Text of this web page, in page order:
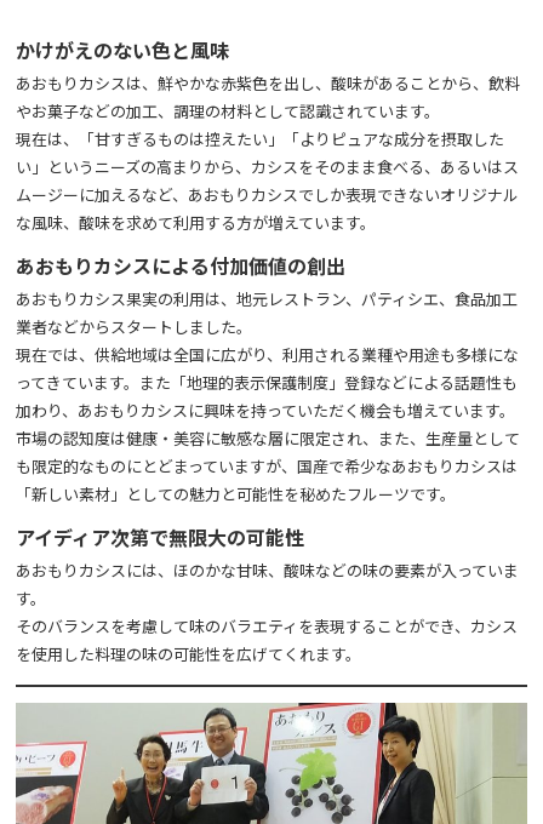
かけがえのない色と風味
あおもりカシスは、鮮やかな赤紫色を出し、酸味があることから、飲料
やお菓子などの加工、調理の材料として認識されています。
現在は、「甘すぎるものは控えたい」「よりピュアな成分を摂取した
い」というニーズの高まりから、カシスをそのまま食べる、あるいはス
ムージーに加えるなど、あおもりカシスでしか表現できないオリジナル
な風味、酸味を求めて利用する方が増えています。
あおもりカシスによる付加価値の創出
あおもりカシス果実の利用は、地元レストラン、パティシエ、食品加工
業者などからスタートしました。
現在では、供給地域は全国に広がり、利用される業種や用途も多様にな
ってきています。また「地理的表示保護制度」登録などによる話題性も
加わり、あおもりカシスに興味を持っていただく機会も増えています。
市場の認知度は健康・美容に敏感な層に限定され、また、生産量として
も限定的なものにとどまっていますが、国産で希少なあおもりカシスは
「新しい素材」としての魅力と可能性を秘めたフルーツです。​
アイディア次第で無限大の可能性
あおもりカシスには、ほのかな甘味、酸味などの味の要素が入っていま
す。
そのバランスを考慮して味のバラエティを表現することができ、カシス
を使用した料理の味の可能性を広げてくれます。